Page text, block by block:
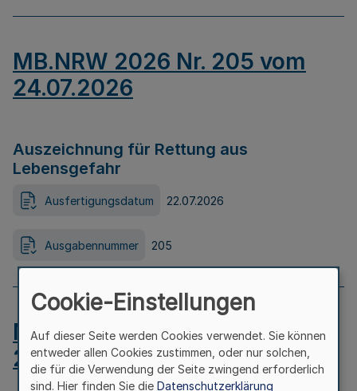
MB.NRW 2026 Nr. 205 vom
24.07.2026
Auszeichnung für Rettung aus
Lebensgefahr
Ausfertigungsdatum 22.07.2026
Ausgabennummer 205
MB.NRW 2026 Nr. 204 vom
24.07.2026
Cookie-Einstellungen
Auf dieser Seite werden Cookies verwendet. Sie können
entweder allen Cookies zustimmen, oder nur solchen,
die für die Verwendung der Seite zwingend erforderlich
sind. Hier finden Sie die Datenschutzerklärung